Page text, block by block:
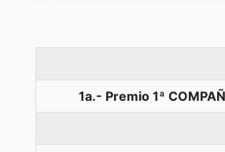
1a.- Premio 1ª